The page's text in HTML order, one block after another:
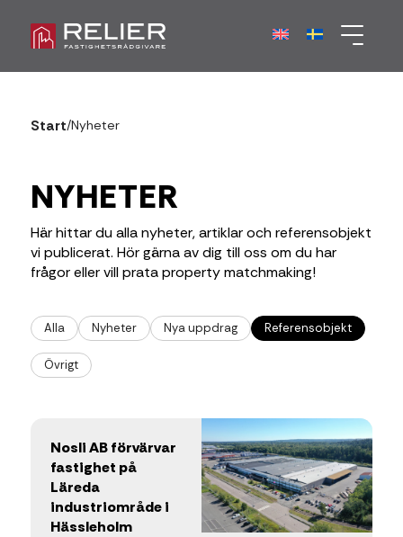
Start/Nyheter
NYHETER
Här hittar du alla nyheter, artiklar och referensobjekt
vi publicerat. Hör gärna av dig till oss om du har
frågor eller vill prata property matchmaking!
Alla Nyheter Nya uppdrag Referensobjekt
Övrigt
Nosli AB förvärvar
fastighet på
Läreda
industriområde i
Hässleholm